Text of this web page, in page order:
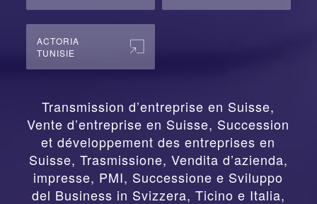
ACTORIA
TUNISIE
Transmission d’entreprise en Suisse,
Vente d’entreprise en Suisse, Succession
et développement des entreprises en
Suisse, Trasmissione, Vendita d’azienda,
impresse, PMI, Successione e Sviluppo
del Business in Svizzera, Ticino e Italia,